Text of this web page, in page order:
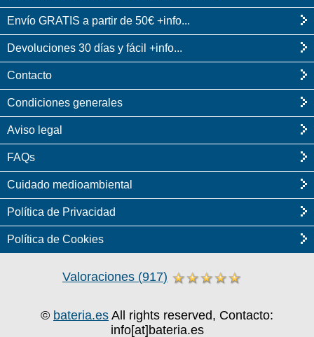
Envío GRATIS a partir de 50€ +info...
Devoluciones 30 días y fácil +info...
Contacto
Condiciones generales
Aviso legal
FAQs
Cuidado medioambiental
Política de Privacidad
Política de Cookies
Valoraciones (917)
© bateria.es All rights reserved, Contacto:
info[at]bateria.es